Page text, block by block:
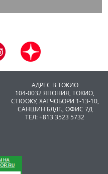
АДРЕС В ТОКИО
104-0032 ЯПОНИЯ, ТОКИО,
CТЮОКУ, ХАТЧОБОРИ 1-13-10,
САНШИН БЛДГ., ОФИС 7Д
ТЕЛ: +813 3523 5732